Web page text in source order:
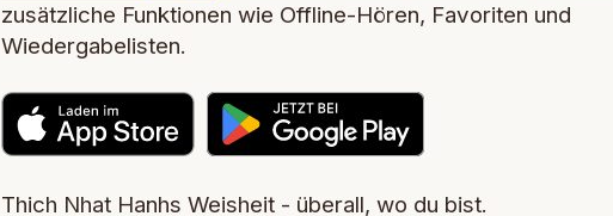
zusätzliche Funktionen wie Offline-Hören, Favoriten und
Wiedergabelisten.
Thich Nhat Hanhs Weisheit - überall, wo du bist.